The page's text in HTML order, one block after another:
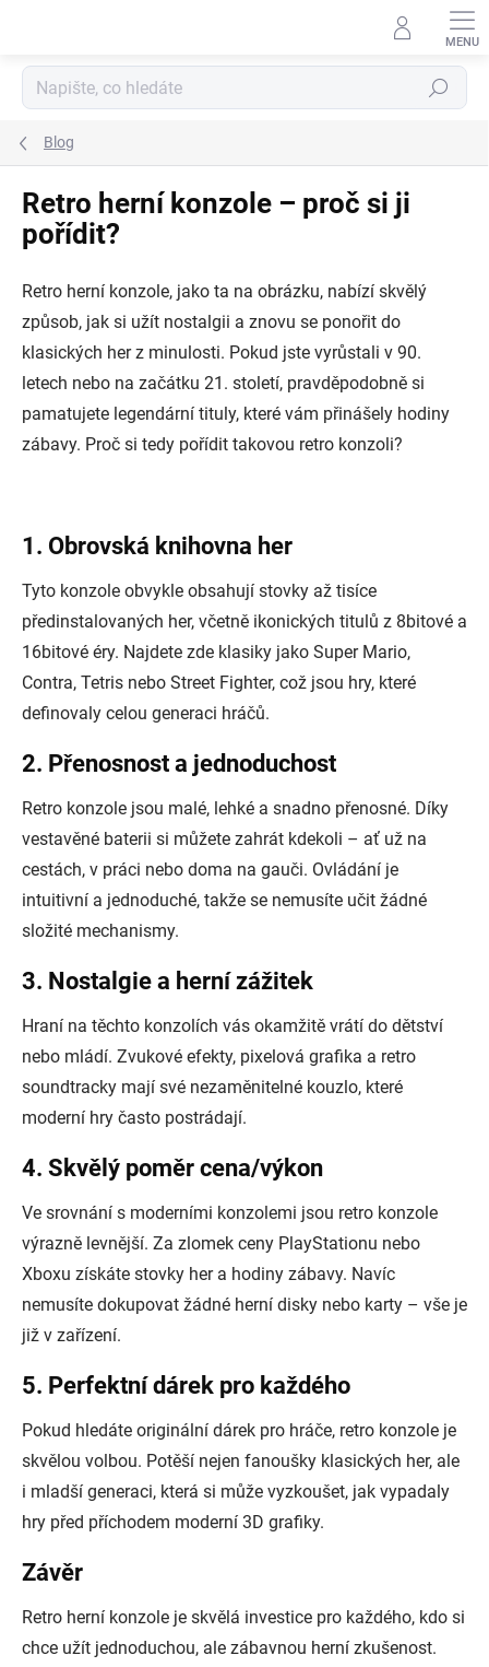
Hledat
Blog
Retro herní konzole – proč si ji
pořídit?
Retro herní konzole, jako ta na obrázku, nabízí skvělý
způsob, jak si užít nostalgii a znovu se ponořit do
klasických her z minulosti. Pokud jste vyrůstali v 90.
letech nebo na začátku 21. století, pravděpodobně si
pamatujete legendární tituly, které vám přinášely hodiny
zábavy. Proč si tedy pořídit takovou retro konzoli?
1. Obrovská knihovna her
Tyto konzole obvykle obsahují stovky až tisíce
předinstalovaných her, včetně ikonických titulů z 8bitové a
16bitové éry. Najdete zde klasiky jako Super Mario,
Contra, Tetris nebo Street Fighter, což jsou hry, které
definovaly celou generaci hráčů.
2. Přenosnost a jednoduchost
Retro konzole jsou malé, lehké a snadno přenosné. Díky
vestavěné baterii si můžete zahrát kdekoli – ať už na
cestách, v práci nebo doma na gauči. Ovládání je
intuitivní a jednoduché, takže se nemusíte učit žádné
složité mechanismy.
3. Nostalgie a herní zážitek
Hraní na těchto konzolích vás okamžitě vrátí do dětství
nebo mládí. Zvukové efekty, pixelová grafika a retro
soundtracky mají své nezaměnitelné kouzlo, které
moderní hry často postrádají.
4. Skvělý poměr cena/výkon
Ve srovnání s moderními konzolemi jsou retro konzole
výrazně levnější. Za zlomek ceny PlayStationu nebo
Xboxu získáte stovky her a hodiny zábavy. Navíc
nemusíte dokupovat žádné herní disky nebo karty – vše je
již v zařízení.
5. Perfektní dárek pro každého
Pokud hledáte originální dárek pro hráče, retro konzole je
skvělou volbou. Potěší nejen fanoušky klasických her, ale
i mladší generaci, která si může vyzkoušet, jak vypadaly
hry před příchodem moderní 3D grafiky.
Závěr
Retro herní konzole je skvělá investice pro každého, kdo si
chce užít jednoduchou, ale zábavnou herní zkušenost.